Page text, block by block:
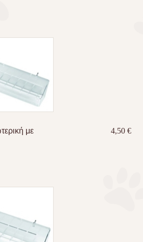
με
4,50€